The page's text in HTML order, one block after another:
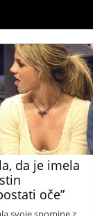
da je imela
oče”